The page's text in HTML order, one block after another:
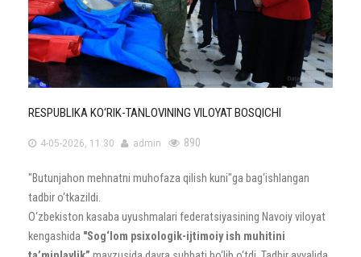
RESPUBLIKA KO‘RIK-TANLOVINING VILOYAT BOSQICHI
4-05-2026, 11:30 admin 890
"Butunjahon mehnatni muhofaza qilish kuni"ga bag‘ishlangan
tadbir o‘tkazildi.
O‘zbekiston kasaba uyushmalari federatsiyasining Navoiy viloyat
kengashida "Sog‘lom psixologik-ijtimoiy ish muhitini